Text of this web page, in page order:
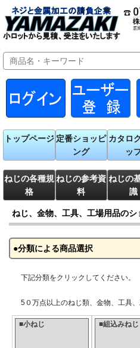
トップページ 定番ショッピ
ング
カタロ
ッ
ねじの各種規
格
ねじの参考資
料
ねじの
識
ねじ、金物、工具、工場用品のシ
●分類による商品選択
下記分類をクリックしてください。
5０万点以上のねじ類、金物、工具、
■小ねじ ■組込みねじ